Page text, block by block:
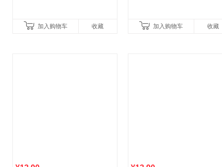
加入购物车 收藏 加入购物车 收藏